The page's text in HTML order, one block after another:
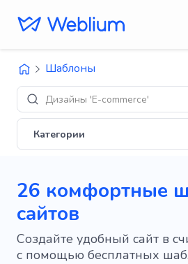
Шаблоны
Макеты 'Б
Категории
26 комфортные
сайтов
Создайте удобный сайт в
с помощью бесплатных